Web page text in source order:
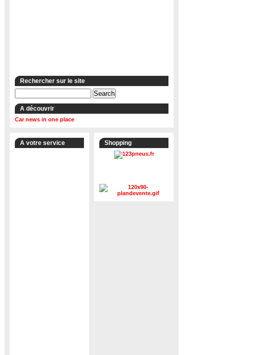
Rechercher sur le site
A découvrir
Car news in one place
A votre service Shopping